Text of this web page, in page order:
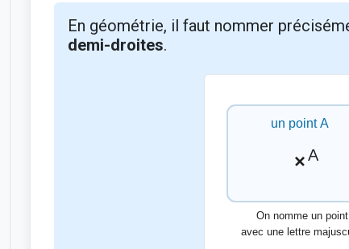
En géométrie, il faut nommer
demi-droites.